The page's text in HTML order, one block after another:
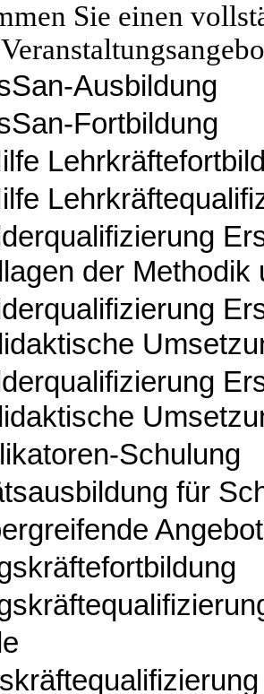
Sie einen
Ausbildung
Fortbildung
der Methodik
Schulung
für